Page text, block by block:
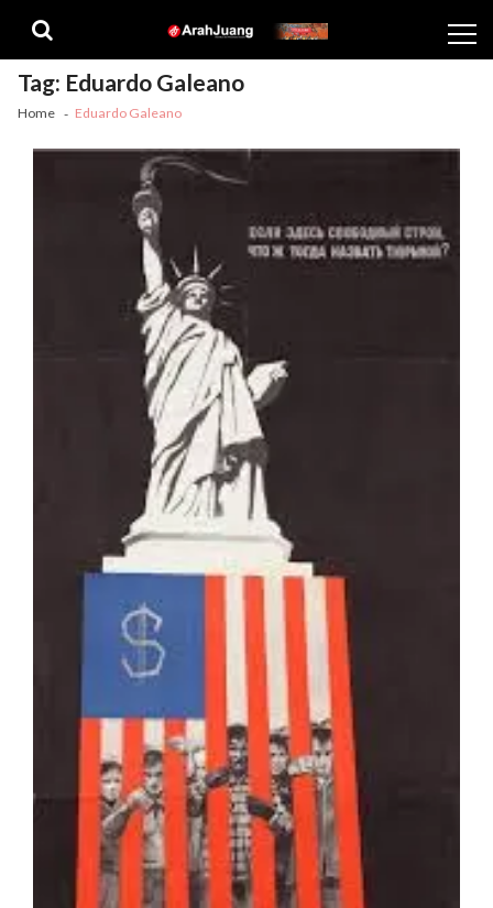
navigation
content
Tag: Eduardo Galeano
Home Eduardo Galeano